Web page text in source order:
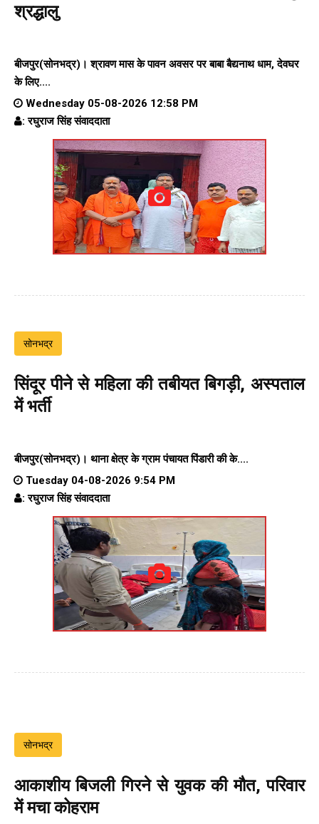
श्रद्धालु
बीजपुर(सोनभद्र)। श्रावण मास के पावन अवसर पर बाबा बैद्यनाथ धाम, देवघर
के लिए....
Wednesday 05-08-2026 12:58 PM
: रघुराज सिंह संवाददाता
सोनभद्र
सिंदूर पीने से महिला की तबीयत बिगड़ी, अस्पताल
में भर्ती
बीजपुर(सोनभद्र)। थाना क्षेत्र केग्राम पंचायत पिंडारीकी के....
Tuesday 04-08-2026 9:54 PM
: रघुराज सिंह संवाददाता
सोनभद्र
आकाशीय बिजली गिरने से युवक की मौत, परिवार
में मचा कोहराम